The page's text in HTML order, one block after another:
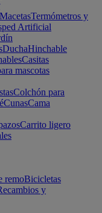
MacetasTermómetros y
Artificial
DuchaHinchable
Casitas
mascotas
Colchón para
CunasCama
Carrito ligero
remoBicicletas
y